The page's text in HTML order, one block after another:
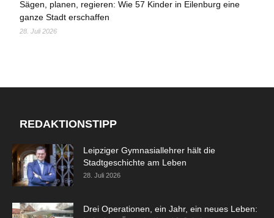
Sägen, planen, regieren: Wie 57 Kinder in Eilenburg eine
ganze Stadt erschaffen
28. Juli 2026
REDAKTIONSTIPP
Leipziger Gymnasiallehrer hält die
Stadtgeschichte am Leben
28. Juli 2026
Drei Operationen, ein Jahr, ein neues Leben: